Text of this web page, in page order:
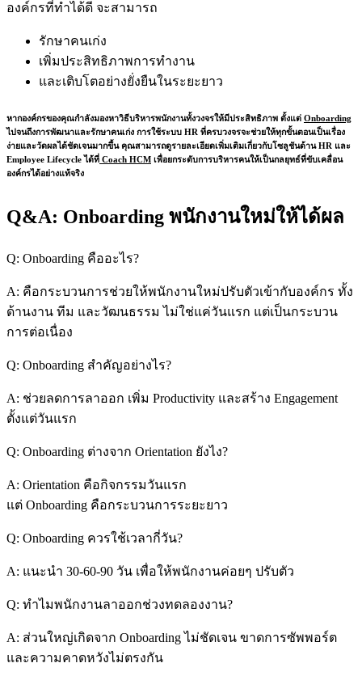
องค์กรที่ทำได้ดี จะสามารถ
รักษาคนเก่ง
เพิ่มประสิทธิภาพการทำงาน
และเติบโตอย่างยั่งยืนในระยะยาว
หากองค์กรของคุณกำลังมองหาวิธีบริหารพนักงานทั้งวงจรให้มีประสิทธิภาพ ตั้งแต่ Onboarding
ไปจนถึงการพัฒนาและรักษาคนเก่ง การใช้ระบบ HR ที่ครบวงจรจะช่วยให้ทุกขั้นตอนเป็นเรื่อง
ง่ายและวัดผลได้ชัดเจนมากขึ้น คุณสามารถดูรายละเอียดเพิ่มเติมเกี่ยวกับโซลูชันด้าน HR และ
Employee Lifecycle ได้ที่ Coach HCM เพื่อยกระดับการบริหารคนให้เป็นกลยุทธ์ที่ขับเคลื่อน
องค์กรได้อย่างแท้จริง
Q&A: Onboarding พนักงานใหม่ให้ได้ผล
Q: Onboarding คืออะไร?
A: คือกระบวนการช่วยให้พนักงานใหม่ปรับตัวเข้ากับองค์กร ทั้ง
ด้านงาน ทีม และวัฒนธรรม ไม่ใช่แค่วันแรก แต่เป็นกระบวน
การต่อเนื่อง
Q: Onboarding สำคัญอย่างไร?
A: ช่วยลดการลาออก เพิ่ม Productivity และสร้าง Engagement
ตั้งแต่วันแรก
Q: Onboarding ต่างจาก Orientation ยังไง?
A: Orientation คือกิจกรรมวันแรก
แต่ Onboarding คือกระบวนการระยะยาว
Q: Onboarding ควรใช้เวลากี่วัน?
A: แนะนำ 30-60-90 วัน เพื่อให้พนักงานค่อยๆ ปรับตัว
Q: ทำไมพนักงานลาออกช่วงทดลองงาน?
A: ส่วนใหญ่เกิดจาก Onboarding ไม่ชัดเจน ขาดการซัพพอร์ต
และความคาดหวังไม่ตรงกัน